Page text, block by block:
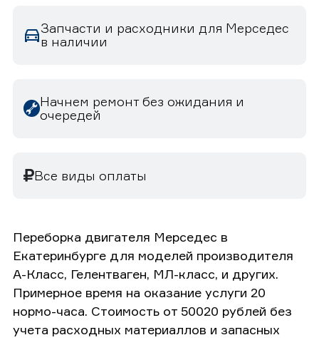
Запчасти и расходники для Мерседес
в наличии
Начнем ремонт без ожидания и
очередей
Все виды оплаты
Переборка двигателя Мерседес в
Екатеринбурге для моделей производителя
А-Класс, Гелентваген, МЛ-класс, и других.
Примерное время на оказание услуги 20
нормо-часа. Стоимость от 50020 рублей без
учета расходных материаллов и запасных